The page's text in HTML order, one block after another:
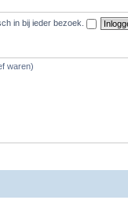
in bij ieder bezoek.
waren)